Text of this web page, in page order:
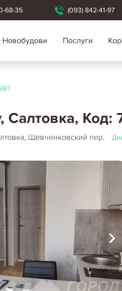
68-35 (093) 842-41-97
Новобудови Послуги
1
Салтовка, Код:
Шевченковский пер.